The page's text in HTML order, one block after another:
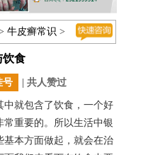
牛皮癣常识 >
饮食
号 | 共人赞过
中就包含了饮食，一个好
常重要的。所以生活中银
基本方面做起，就会在治